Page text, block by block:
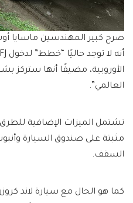
صرح كبير المهندسين ماسايا
الأوروبية، مضيفًا أنها ستركز
العالمي”.
تشتمل الميزات الإضافية
مثبتة على صندوق السيارة
السقف.